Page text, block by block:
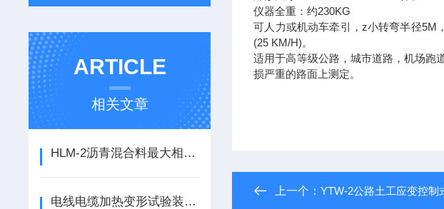
ARTICLE
相关文章
HLM-2沥青混合料最大相对密度仪 最大相对密度的使用说明
电线电缆加热变形试验装置如何使用
仪器全重：约230KG
可人力或机动车牵引， z小转弯半径5M
(25 KM/H)。
适用于高等级公路，城市道路，机场跑
损严重的路面上测定。
上一个：YTW-2公路土工应变控制